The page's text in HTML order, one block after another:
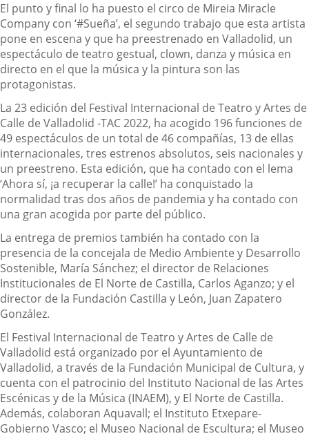
El punto y final lo ha puesto el circo de Mireia Miracle
Company con ‘#Sueña’, el segundo trabajo que esta artista
pone en escena y que ha preestrenado en Valladolid, un
espectáculo de teatro gestual, clown, danza y música en
directo en el que la música y la pintura son las
protagonistas.
La 23 edición del Festival Internacional de Teatro y Artes de
Calle de Valladolid -TAC 2022, ha acogido 196 funciones de
49 espectáculos de un total de 46 compañías, 13 de ellas
internacionales, tres estrenos absolutos, seis nacionales y
un preestreno. Esta edición, que ha contado con el lema
‘Ahora sí, ¡a recuperar la calle!’ ha conquistado la
normalidad tras dos años de pandemia y ha contado con
una gran acogida por parte del público.
La entrega de premios también ha contado con la
presencia de la concejala de Medio Ambiente y Desarrollo
Sostenible, María Sánchez; el director de Relaciones
Institucionales de El Norte de Castilla, Carlos Aganzo; y el
director de la Fundación Castilla y León, Juan Zapatero
González.
El Festival Internacional de Teatro y Artes de Calle de
Valladolid está organizado por el Ayuntamiento de
Valladolid, a través de la Fundación Municipal de Cultura, y
cuenta con el patrocinio del Instituto Nacional de las Artes
Escénicas y de la Música (INAEM), y El Norte de Castilla.
Además, colaboran Aquavall; el Instituto Etxepare-
Gobierno Vasco; el Museo Nacional de Escultura; el Museo